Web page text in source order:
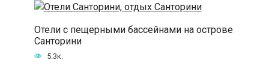
Отели с пещерными бассейнами на острове
Санторини
5.3к.